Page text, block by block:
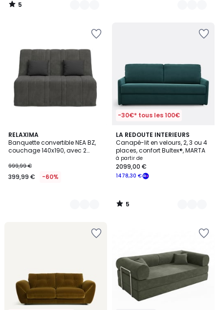
5
/
RELAXIMA
Banquette convertible NEA BZ,
couchage 140x190, avec 2
anthracite
999,99 €
399,99 € -60%
3
Couleurs
-30€* tous les 100€
LA REDOUTE INTERIEURS
Canapé-lit en velours, 2, 3 ou 4
places, confort Bultex®, MARTA
à partir de
1478,30 €
2099,00 €
5
/
5
7
Couleurs
5
/